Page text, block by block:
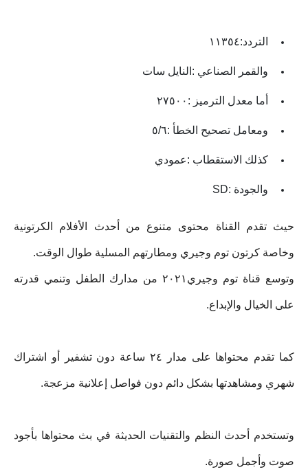
التردد:١١٣٥٤
والقمر الصناعي :النايل سات
أما معدل الترميز :٢٧٥٠٠
ومعامل تصحيح الخطأ :٥/٦
كذلك الاستقطاب :عمودي
والجودة :SD
حيث تقدم القناة محتوى متنوع من أحدث الأفلام الكرتونية
وخاصة كرتون توم وجيري ومطارتهم المسلية طوال الوقت.
وتوسع قناة توم وجيري٢٠٢١ من مدارك الطفل وتنمي قدرته
على الخيال والإبداع.
كما تقدم محتواها على مدار ٢٤ ساعة دون تشفير أو اشتراك
شهري ومشاهدتها بشكل دائم دون فواصل إعلانية مزعجة.
وتستخدم أحدث النظم والتقنيات الحديثة في بث محتواها بأجود
صوت وأجمل صورة.